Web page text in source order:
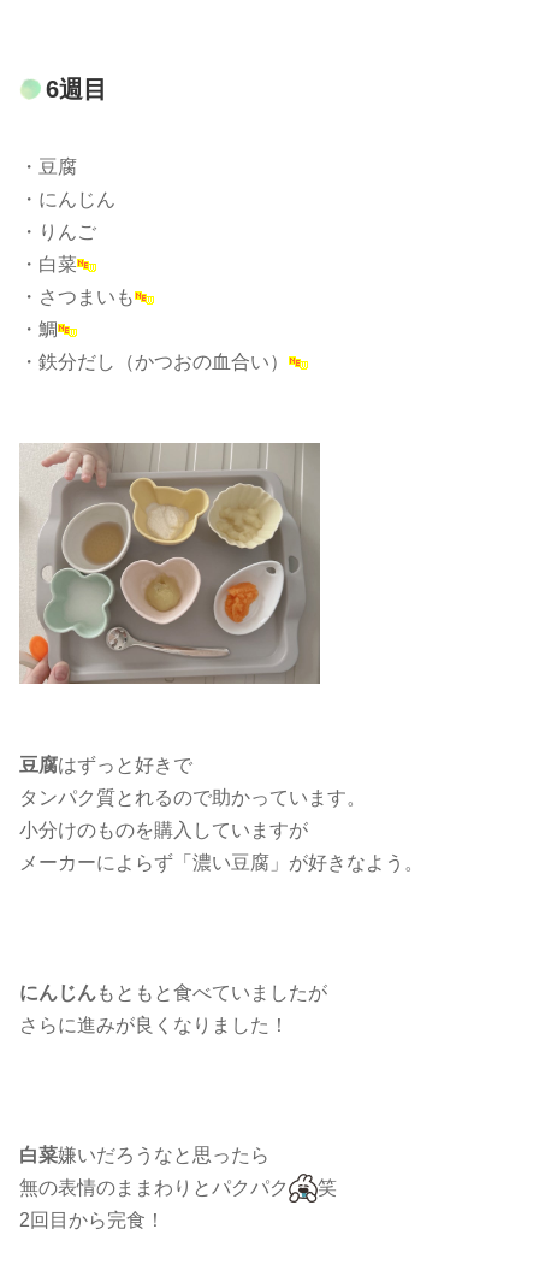
6週目
・豆腐
・にんじん
・りんご
・白菜
・さつまいも
・鯛
・鉄分だし（かつおの血合い）
豆腐はずっと好きで
タンパク質とれるので助かっています。
小分けのものを購入していますが
メーカーによらず「濃い豆腐」が好きなよう。
にんじんもともと食べていましたが
さらに進みが良くなりました！
白菜嫌いだろうなと思ったら
無の表情のままわりとパクパク
笑
2回目から完食！